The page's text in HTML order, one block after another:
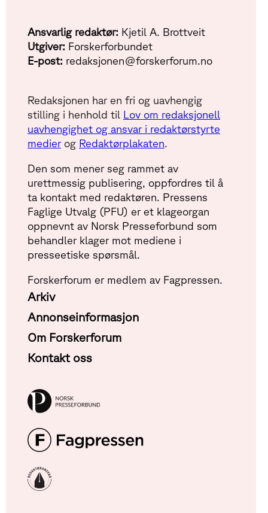
Ansvarlig redaktør: Kjetil A. Brottveit
Utgiver: Forskerforbundet
E-post: redaksjonen@forskerforum.no
Redaksjonen har en fri og uavhengig
stilling i henhold til Lov om redaksjonell
uavhengighet og ansvar i redaktørstyrte
medierog Redaktørplakaten.
Den som mener seg rammet av
urettmessig publisering, oppfordres til å
ta kontakt med redaktøren. Pressens
Faglige Utvalg (PFU) er et klageorgan
oppnevnt av Norsk Presseforbund som
behandler klager mot mediene i
presseetiske spørsmål.
Forskerforum er medlem av Fagpressen.
Arkiv
Annonseinformasjon
Om Forskerforum
Kontakt oss